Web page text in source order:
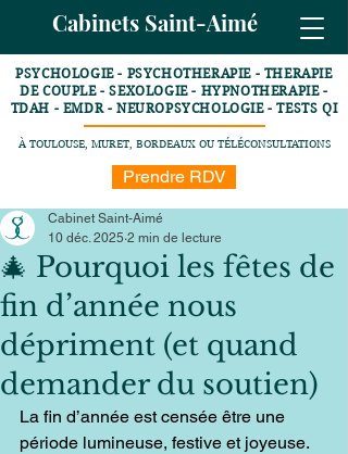
Cabinets Saint-Aimé
PSYCHOLOGIE - PSYCHOTHERAPIE - THERAPIE
DE COUPLE - SEXOLOGIE - HYPNOTHERAPIE -
TDAH - EMDR - NEUROPSYCHOLOGIE - TESTS QI
À TOULOUSE, MURET, BORDEAUX OU TÉLÉCONSULTATIONS
Prendre RDV
🎄 Pourquoi les fêtes de
fin d’année nous
dépriment (et quand
demander du soutien)
Cabinet Saint-Aimé
10 déc. 2025 2 min de lecture
La fin d’année est censée être une
période lumineuse, festive et joyeuse.